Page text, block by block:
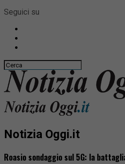
Seguici su
Notizia Oggi.it
Roasio sondaggio sul 5G: la